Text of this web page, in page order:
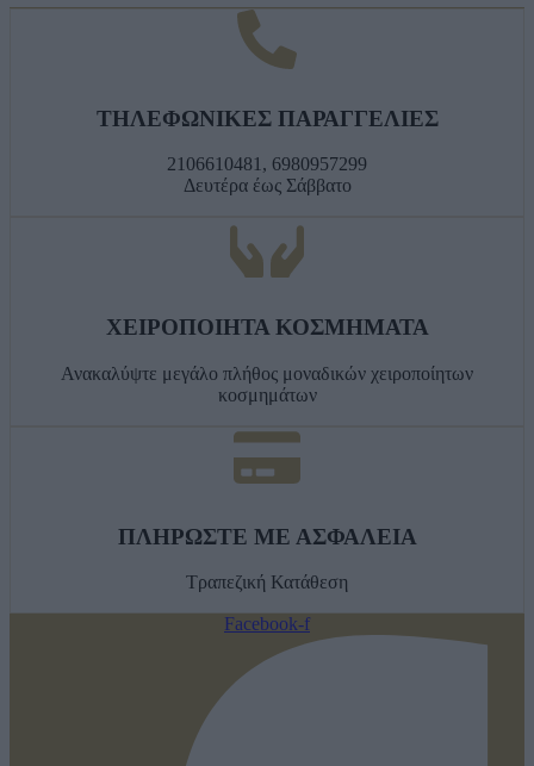
ΤΗΛΕΦΩΝΙΚΕΣ ΠΑΡΑΓΓΕΛΙΕΣ
2106610481, 6980957299
Δευτέρα έως Σάββατο
ΧΕΙΡΟΠΟΙΗΤΑ ΚΟΣΜΗΜΑΤΑ
Ανακαλύψτε μεγάλο πλήθος μοναδικών χειροποίητων
κοσμημάτων
ΠΛΗΡΩΣΤΕ ΜΕ ΑΣΦΑΛΕΙΑ
Τραπεζική Κατάθεση
Facebook-f